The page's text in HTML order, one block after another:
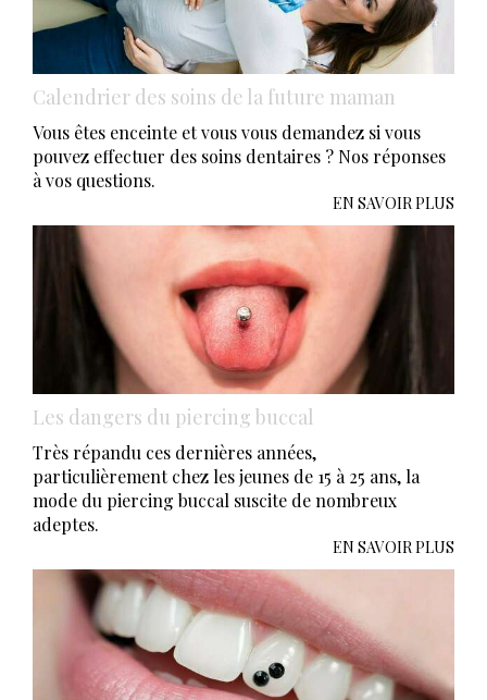
Calendrier des soins de la future maman
Vous êtes enceinte et vous vous demandez si vous
pouvez effectuer des soins dentaires ? Nos réponses
à vos questions.
EN SAVOIR PLUS
Les dangers du piercing buccal
Très répandu ces dernières années,
particulièrement chez les jeunes de 15 à 25 ans, la
mode du piercing buccal suscite de nombreux
adeptes.
EN SAVOIR PLUS